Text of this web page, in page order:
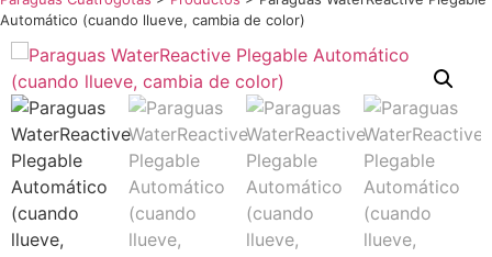
Automático (cuando llueve, cambia de color)